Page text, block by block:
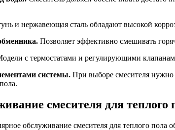
и нержавеющая сталь обладают высокой
Позволяет эффективно смешивать
с термостатами и регулирующими
системы. При выборе смесителя нужно
смесителя для
обслуживание смесителя для теплого